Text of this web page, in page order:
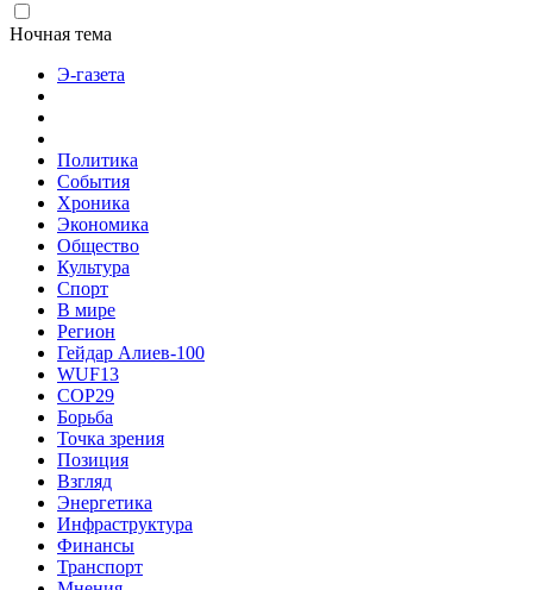
Ночная тема
Э-газета
Политика
События
Хроника
Экономика
Общество
Культура
Спорт
В мире
Регион
Гейдар Алиев-100
WUF13
COP29
Борьба
Точка зрения
Позиция
Взгляд
Энергетика
Инфраструктура
Финансы
Транспорт